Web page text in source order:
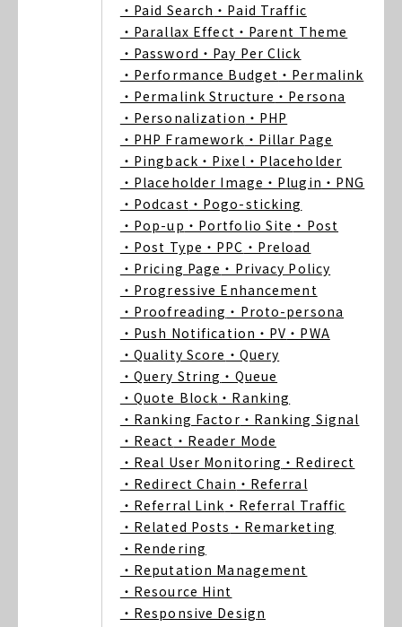
・Paid Search ・Paid Traffic
・Parallax Effect ・Parent Theme
・Password ・Pay Per Click
・Performance Budget ・Permalink
・Permalink Structure ・Persona
・Personalization ・PHP
・PHP Framework ・Pillar Page
・Pingback ・Pixel ・Placeholder
・Placeholder Image ・Plugin ・PNG
・Podcast ・Pogo-sticking
・Pop-up ・Portfolio Site ・Post
・Post Type ・PPC ・Preload
・Pricing Page ・Privacy Policy
・Progressive Enhancement
・Proofreading ・Proto-persona
・Push Notification ・PV ・PWA
・Quality Score ・Query
・Query String ・Queue
・Quote Block ・Ranking
・Ranking Factor ・Ranking Signal
・React ・Reader Mode
・Real User Monitoring ・Redirect
・Redirect Chain ・Referral
・Referral Link ・Referral Traffic
・Related Posts ・Remarketing
・Rendering
・Reputation Management
・Resource Hint
・Responsive Design